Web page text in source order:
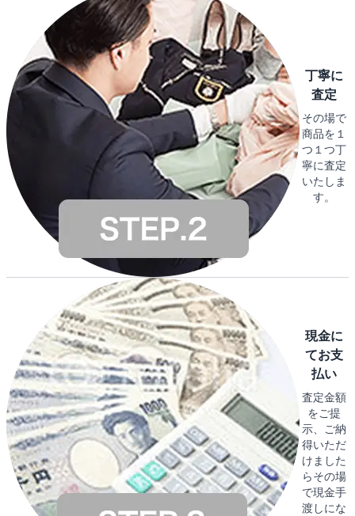
丁寧に
査定
その場で
商品を１
つ１つ丁
寧に査定
いたしま
す。
現金に
てお支
払い
査定金額
をご提
示、ご納
得いただ
けました
らその場
で現金手
渡しにな